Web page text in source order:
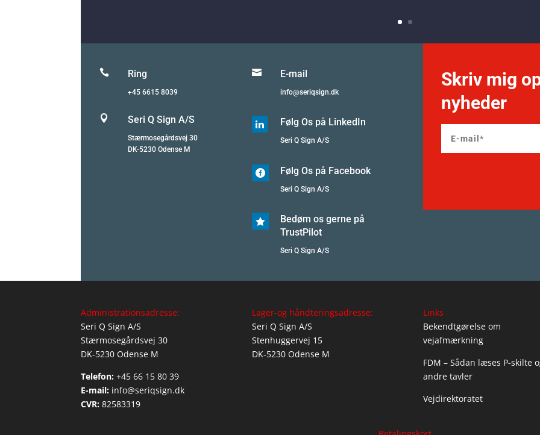
 Ring
+45 6615 8039
 Seri Q Sign A/S
Stærmosegårdsvej 30
DK-5230 Odense M
 E-mail
info@seriqsign.dk
 Følg Os på LinkedIn
Seri Q Sign A/S
 Følg Os på Facebook
Seri Q Sign A/S

Bedøm os gerne på
TrustPilot
Seri Q Sign A/S
Skriv mig
nyheder
Administrationsadresse:
Seri Q Sign A/S
Stærmosegårdsvej 30
DK-5230 Odense M
Telefon: +45 66 15 80 39
E-mail: info@seriqsign.dk
CVR: 82583319
Lager-og håndteringsadresse:
Seri Q Sign A/S
Stenhuggervej 15
DK-5230 Odense M
Links
Bekendtgørelse om
vejafmærkning
FDM – Sådan læses P-skilte
andre tavler
Vejdirektoratet